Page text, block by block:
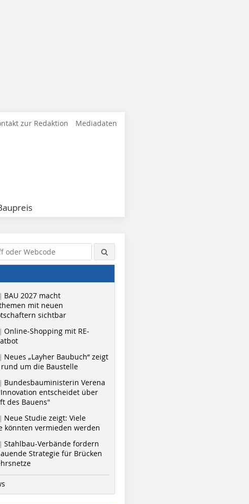
zur Redaktion Mediadaten
BAU 2027 macht
mit neuen
sichtbar
Online-Shopping mit RE-
Neues „Layher Baubuch“ zeigt
rund um die Baustelle
Bundesbauministerin Verena
entscheidet über
des Bauens"
Neue Studie zeigt: Viele
könnten vermieden werden
Stahlbau-Verbände fordern
Strategie für Brücken